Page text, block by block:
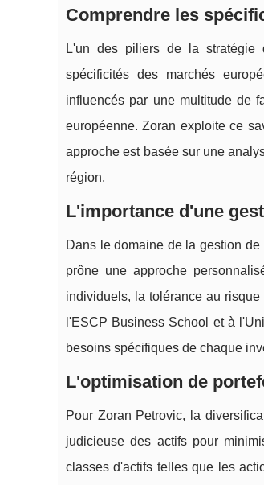
Comprendre les
L'un des piliers de la stratégie
spécificités des marchés
influencés par une multitude de
européenne. Zoran exploite ce
approche est basée sur une
région.
L'importance d'une
Dans le domaine de la gestion
prône une approche
individuels, la tolérance au
l'ESCP Business School et à
besoins spécifiques de chaque
L'optimisation de
Pour Zoran Petrovic, la
judicieuse des actifs pour
classes d'actifs telles que les